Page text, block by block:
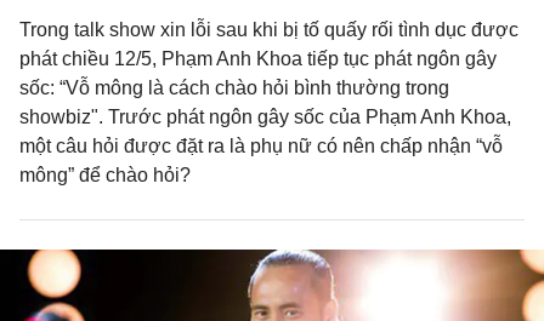
Trong talk show xin lỗi sau khi bị tố quấy rối tình dục được
phát chiều 12/5, Phạm Anh Khoa tiếp tục phát ngôn gây
sốc: “Vỗ mông là cách chào hỏi bình thường trong
showbiz". Trước phát ngôn gây sốc của Phạm Anh Khoa,
một câu hỏi được đặt ra là phụ nữ có nên chấp nhận “vỗ
mông” để chào hỏi?